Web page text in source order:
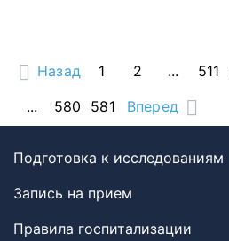
Назад 1 2 ... 511
...
580 581 Вперед
Подготовка к исследованиям
Запись на прием
Правила госпитализации